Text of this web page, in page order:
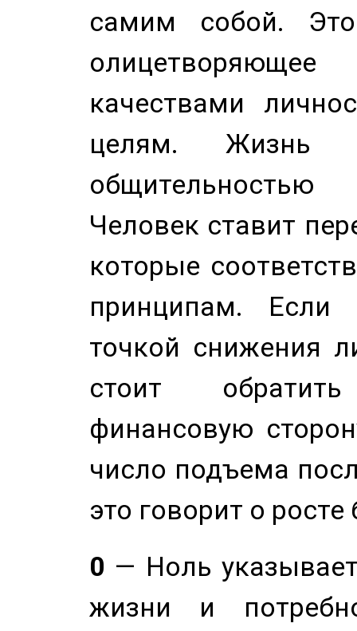
самим собой.
качествами
целям. Жизнь
Человек ставит
которые
принципам. Если
точкой снижения
стоит
финансовую
число подъема
это говорит о
0 — Ноль
жизни и